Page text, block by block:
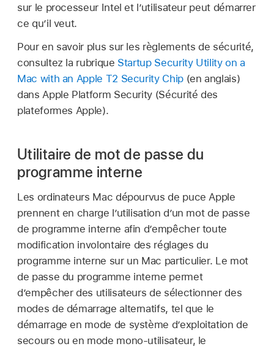
sur le processeur Intel et l’utilisateur peut démarrer
ce qu’il veut.
Pour en savoir plus sur les règlements de sécurité,
consultez la rubrique Startup Security Utility on a
Mac with an Apple T2 Security Chip(en anglais)
dans Apple Platform Security (Sécurité des
plateformes Apple).
Utilitaire de mot de passe du
programme interne
Les ordinateurs Mac dépourvus de puce Apple
prennent en charge l’utilisation d’un mot de passe
de programme interne afin d’empêcher toute
modification involontaire des réglages du
programme interne sur un Mac particulier. Le mot
de passe du programme interne permet
d’empêcher des utilisateurs de sélectionner des
modes de démarrage alternatifs, tel que le
démarrage en mode de système d’exploitation de
secours ou en mode mono-utilisateur, le